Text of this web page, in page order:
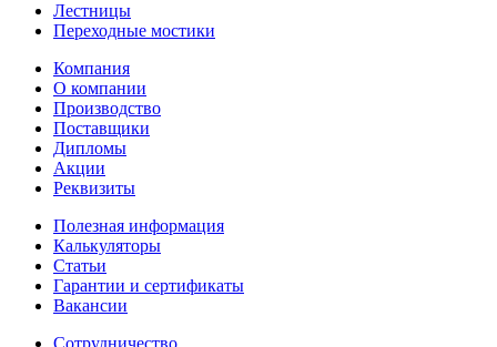
Лестницы
Переходные мостики
Компания
О компании
Производство
Поставщики
Дипломы
Акции
Реквизиты
Полезная информация
Калькуляторы
Статьи
Гарантии и сертификаты
Вакансии
Сотрудничество